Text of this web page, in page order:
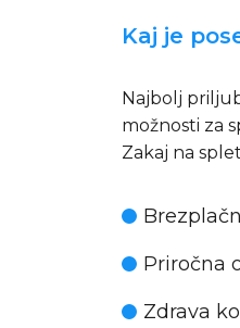
Kaj je
Najbolj
možnosti za
Zakaj na
Priročna
Zdrava